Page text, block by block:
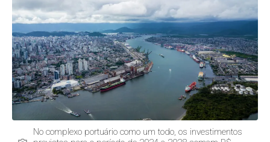
No complexo portuário como um todo, os investimentos